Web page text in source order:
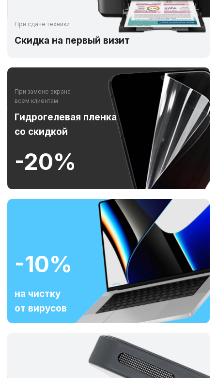
При сдаче техники
Скидка на первый визит
При замене экрана
всем клиентам
Гидрогелевая пленка
со скидкой
-20%
-10%
на чистку
от вирусов